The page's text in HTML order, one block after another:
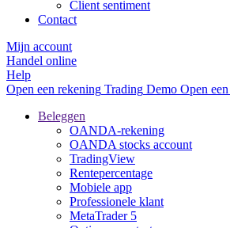
Client sentiment
Contact
Mijn account
Handel online
Help
Open een rekening Trading Demo Open
Beleggen
OANDA-rekening
OANDA stocks account
TradingView
Rentepercentage
Mobiele app
Professionele klant
MetaTrader 5